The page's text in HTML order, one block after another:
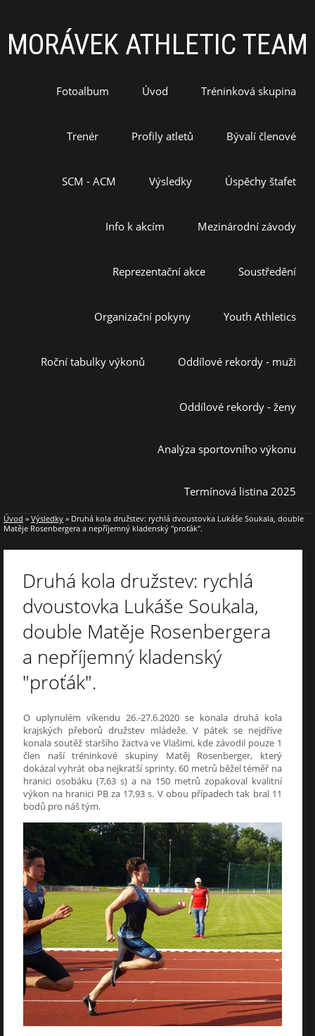
MORÁVEK ATHLETIC TEAM
Fotoalbum Úvod Tréninková skupina
Trenér Profily atletů Bývalí členové
SCM - ACM Výsledky Úspěchy štafet
Info k akcím Mezinárodní závody
Reprezentační akce Soustředění
Organizační pokyny Youth Athletics
Roční tabulky výkonů Oddílové rekordy - muži
Oddílové rekordy - ženy
Analýza sportovního výkonu
Termínová listina 2025
Úvod » Výsledky » Druhá kola družstev: rychlá dvoustovka Lukáše Soukala, double
Matěje Rosenbergera a nepříjemný kladenský "proťák".
Druhá kola družstev: rychlá
dvoustovka Lukáše Soukala,
double Matěje Rosenbergera
a nepříjemný kladenský
"proťák".
O uplynulém víkendu 26.-27.6.2020 se konala druhá kola
krajských přeborů družstev mládeže. V pátek se nejdříve
konala soutěž staršího žactva ve Vlašimi, kde závodil pouze 1
člen naší tréninkové skupiny Matěj Rosenberger, který
dokázal vyhrát oba nejkratší sprinty. 60 metrů běžel téměř na
hranici osobáku (7,63 s) a na 150 metrů zopakoval kvalitní
výkon na hranici PB za 17,93 s. V obou případech tak bral 11
bodů pro náš tým.